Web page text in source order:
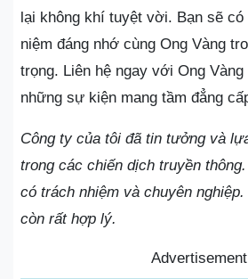
lại không khí tuyệt vời. Bạn sẽ
niệm đáng nhớ cùng Ong Vàng
trọng. Liên hệ ngay với Ong
những sự kiện mang tầm đẳng
Công ty của tôi đã tin tưởng và
trong các chiến dịch truyền
có trách nhiệm và chuyên
còn rất hợp lý.
Advertisement